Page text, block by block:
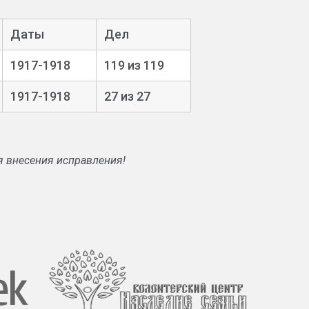
одного из своих членов -
солдатских и крестьянских
Даты Дел
1917-1918 119 из 119
1917-1918 27 из 27
внесения исправления!